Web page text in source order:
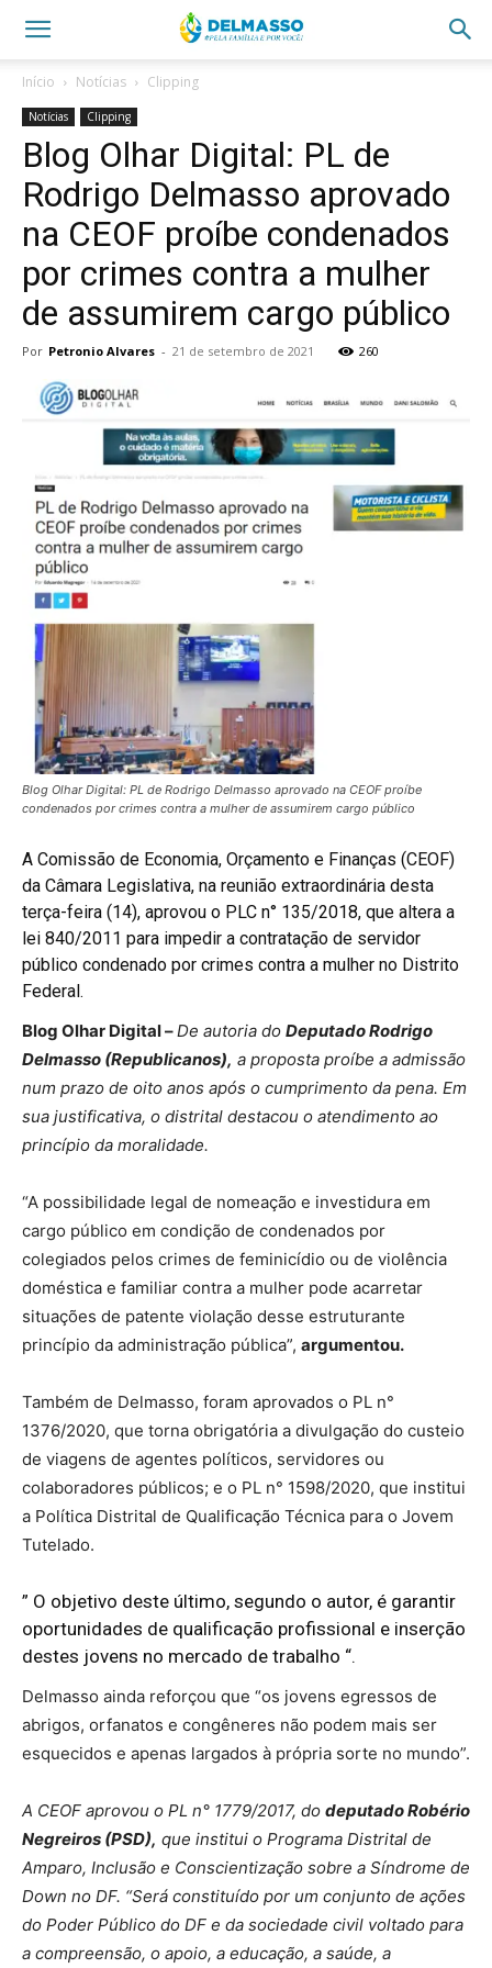
Início Notícias Clipping
Notícias Clipping
Blog Olhar Digital: PL de
Rodrigo Delmasso aprovado
na CEOF proíbe condenados
por crimes contra a mulher
de assumirem cargo público
Por Petronio Alvares - 21 de setembro de 2021 260
Blog Olhar Digital: PL de Rodrigo Delmasso aprovado na CEOF proíbe
condenados por crimes contra a mulher de assumirem cargo público
A Comissão de Economia, Orçamento e Finanças (CEOF)
da Câmara Legislativa, na reunião extraordinária desta
terça-feira (14), aprovou o PLC n° 135/2018, que altera a
lei 840/2011 para impedir a contratação de servidor
público condenado por crimes contra a mulher no Distrito
Federal.
Blog Olhar Digital –De autoria do Deputado Rodrigo
Delmasso (Republicanos), a proposta proíbe a admissão
num prazo de oito anos após o cumprimento da pena. Em
sua justificativa, o distrital destacou o atendimento ao
princípio da moralidade.
“A possibilidade legal de nomeação e investidura em
cargo público em condição de condenados por
colegiados pelos crimes de feminicídio ou de violência
doméstica e familiar contra a mulher pode acarretar
situações de patente violação desse estruturante
princípio da administração pública”, argumentou.
Também de Delmasso, foram aprovados o PL n°
1376/2020, que torna obrigatória a divulgação do custeio
de viagens de agentes políticos, servidores ou
colaboradores públicos; e o PL n° 1598/2020, que institui
a Política Distrital de Qualificação Técnica para o Jovem
Tutelado.
” O objetivo deste último, segundo o autor, é garantir
oportunidades de qualificação profissional e inserção
destes jovens no mercado de trabalho “.
Delmasso ainda reforçou que “os jovens egressos de
abrigos, orfanatos e congêneres não podem mais ser
esquecidos e apenas largados à própria sorte no mundo”.
A CEOF aprovou o PL n° 1779/2017, do deputado Robério
Negreiros (PSD), que institui o Programa Distrital de
Amparo, Inclusão e Conscientização sobre a Síndrome de
Down no DF. “Será constituído por um conjunto de ações
do Poder Público do DF e da sociedade civil voltado para
a compreensão, o apoio, a educação, a saúde, a